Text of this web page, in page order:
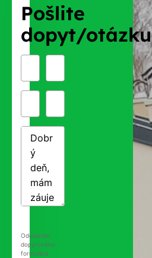
Pošlite
dopyt/otázku
Odoslaním
dopytového
formulára